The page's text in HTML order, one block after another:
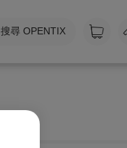
搜尋 OPENTIX